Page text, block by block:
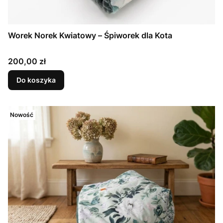
Worek Norek Kwiatowy – Śpiworek dla Kota
Cena
200,00 zł
Do koszyka
Nowość